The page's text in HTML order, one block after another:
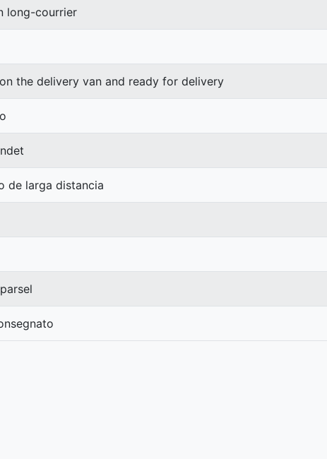
long-courrier
the delivery van and ready for delivery
de larga distancia